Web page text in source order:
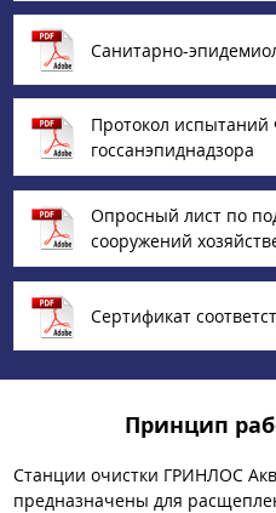
Санитарно-
Протокол
госсанэпиднадзора
Опросный лист по
сооружений
Сертификат
Принцип
Станции очистки ГРИНЛОС
предназначены для